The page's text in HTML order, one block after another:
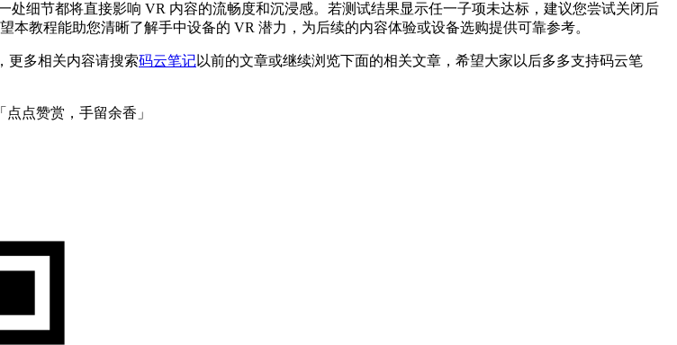
细节都将直接影响 VR 内容的流畅度和沉浸感。若测试结果显示任一子项未达标，建议您尝试关闭后
教程能助您清晰了解手中设备的 VR 潜力，为后续的内容体验或设备选购提供可靠参考。
更多相关内容请搜索码云笔记以前的文章或继续浏览下面的相关文章，希望大家以后多多支持码云笔
「点点赞赏，手留余香」